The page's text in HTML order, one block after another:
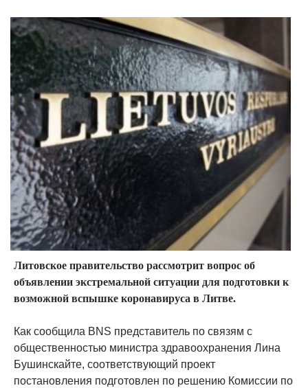
Литовское правительство рассмотрит вопрос об
объявлении экстремальной ситуации для подготовки к
возможной вспышке коронавируса в Литве.
Как сообщила BNS представитель по связям с
общественностью министра здравоохранения Лина
Бушинскайте, соответствующий проект
постановления подготовлен по решению Комиссии по